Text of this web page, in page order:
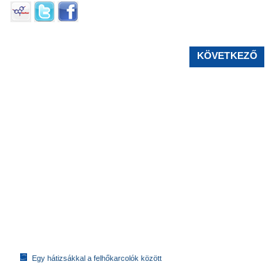
KÖVETKEZŐ
Egy hátizsákkal a felhőkarcolók között